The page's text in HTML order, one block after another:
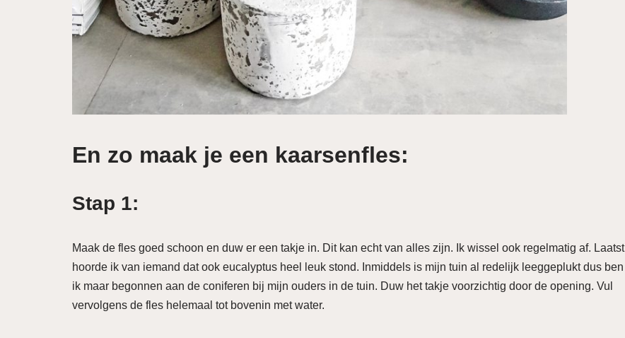
En zo maak je een kaarsenfles:
Stap 1:
Maak de fles goed schoon en duw er een takje in. Dit kan echt van alles zijn. Ik wissel ook regelmatig af. Laatst
hoorde ik van iemand dat ook eucalyptus heel leuk stond. Inmiddels is mijn tuin al redelijk leeggeplukt dus ben
ik maar begonnen aan de coniferen bij mijn ouders in de tuin. Duw het takje voorzichtig door de opening. Vul
vervolgens de fles helemaal tot bovenin met water.